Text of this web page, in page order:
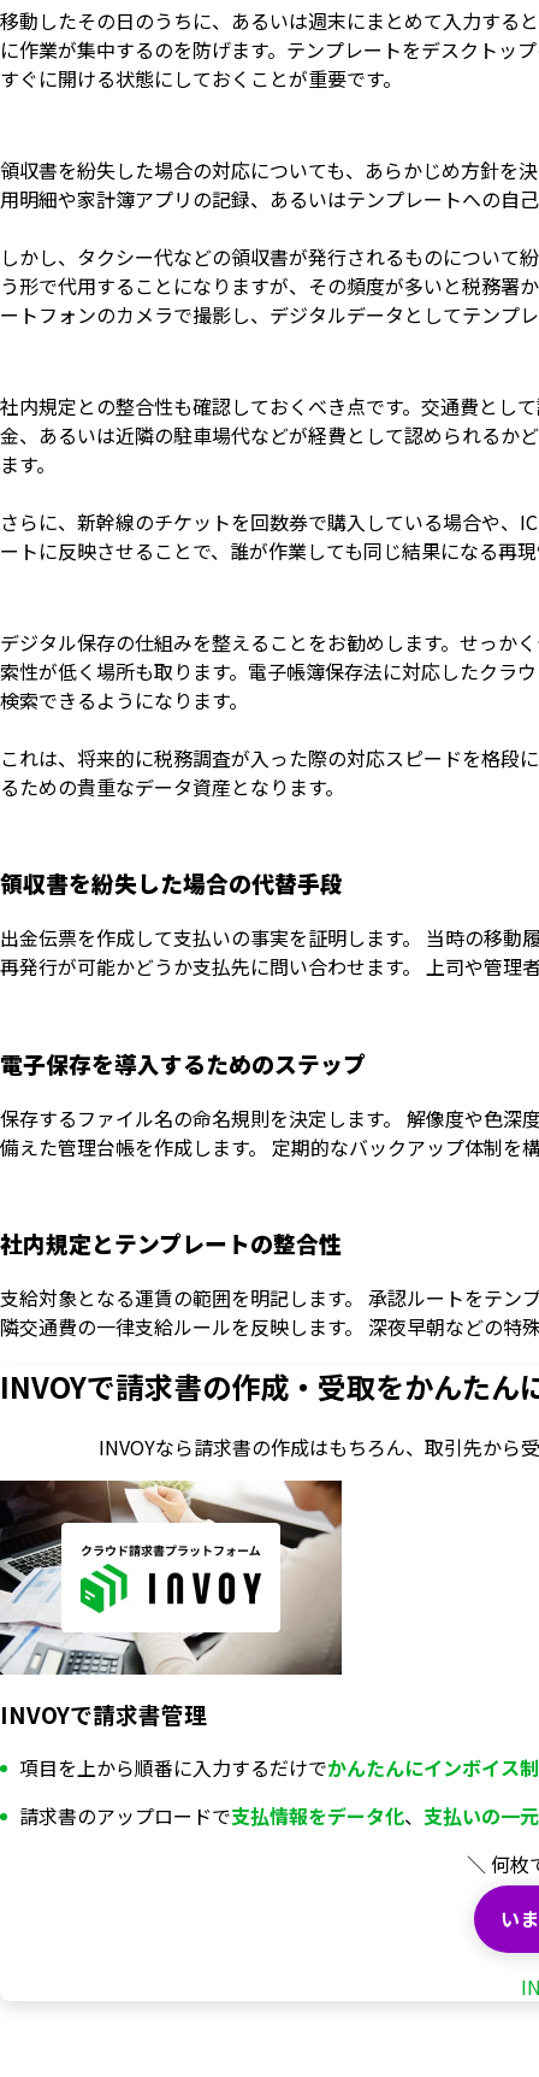
移動したその日のうちに、あるいは週末にまとめて入力する
に作業が集中するのを防げます。テンプレートをデスクトッ
すぐに開ける状態にしておくことが重要です。
領収書を紛失した場合の対応についても、あらかじめ方針を
用明細や家計簿アプリの記録、あるいはテンプレートへの自
しかし、タクシー代などの領収書が発行されるものについて
う形で代用することになりますが、その頻度が多いと税務署
ートフォンのカメラで撮影し、デジタルデータとしてテンプ
社内規定との整合性も確認しておくべき点です。交通費とし
金、あるいは近隣の駐車場代などが経費として認められるか
ます。
さらに、新幹線のチケットを回数券で購入している場合や、
ートに反映させることで、誰が作業しても同じ結果になる再
デジタル保存の仕組みを整えることをお勧めします。せっか
索性が低く場所も取ります。電子帳簿保存法に対応したクラ
検索できるようになります。
これは、将来的に税務調査が入った際の対応スピードを格段
るための貴重なデータ資産となります。
領収書を紛失した場合の代替手段
出金伝票を作成して支払いの事実を証明します。 当時の移
再発行が可能かどうか支払先に問い合わせます。 上司や管理
電子保存を導入するためのステップ
保存するファイル名の命名規則を決定します。 解像度や色深
備えた管理台帳を作成します。 定期的なバックアップ体制を
社内規定とテンプレートの整合性
支給対象となる運賃の範囲を明記します。 承認ルートをテン
隣交通費の一律支給ルールを反映します。 深夜早朝などの特
INVOYで請求書の作成・ 受取をかんたん
INVOYなら請求書の作成はもちろん、 取引先から
INVOYで請求書管理
項目を上から順番に入力するだけでかんたんにインボイス
請求書のアップロードで支払情報をデータ化、 支払いの一
＼ 何枚
い